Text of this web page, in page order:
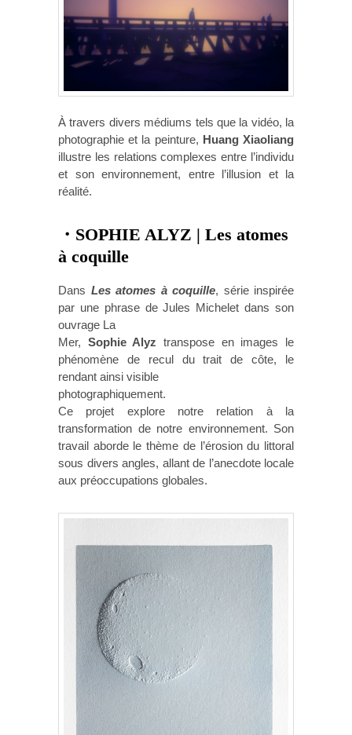
À travers divers médiums tels que la vidéo, la
photographie et la peinture, Huang Xiaoliang
illustre les relations complexes entre l’individu
et son environnement, entre l’illusion et la
réalité.
・SOPHIE ALYZ | Les atomes
à coquille
Dans Les atomes à coquille, série inspirée
par une phrase de Jules Michelet dans son
ouvrage La
Mer, Sophie Alyztranspose en images le
phénomène de recul du trait de côte, le
rendant ainsi visible
photographiquement.
Ce projet explore notre relation à la
transformation de notre environnement. Son
travail aborde le thème de l’érosion du littoral
sous divers angles, allant de l’anecdote locale
aux préoccupations globales.